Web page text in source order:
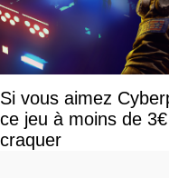
Si vous aimez
ce jeu à moins de
craquer